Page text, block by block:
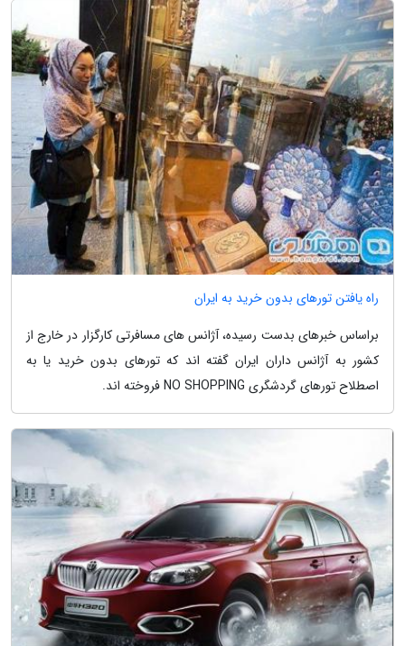
راه یافتن تورهای بدون خرید به ایران
براساس خبرهای بدست رسیده، آژانس های مسافرتی کارگزار در خارج از
کشور به آژانس داران ایران گفته اند که تورهای بدون خرید یا به
اصطلاح تورهای گردشگری NO SHOPPING فروخته اند.